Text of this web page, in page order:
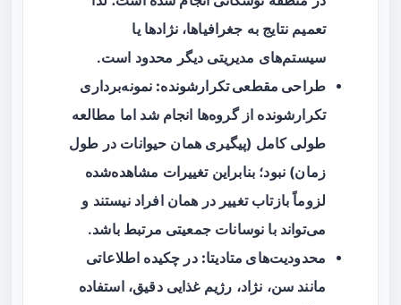
تعمیم نتایج به جغرافیاها، نژادها یا
سیستم‌های مدیریتی دیگر محدود است.
طراحی مقطعی تکرارشونده: نمونه‌برداری
تکرارشونده از گروه‌ها انجام شد اما مطالعه
طولی کامل (پیگیری همان حیوانات در طول
زمان) نبود؛ بنابراین تغییرات مشاهده‌شده
لزوماً بازتاب تغییر در همان افراد نیستند و
می‌تواند با نوسانات جمعیتی مرتبط باشد.
محدودیت‌های متادیتا: در چکیده اطلاعاتی
مانند سن، نژاد، رژیم غذایی دقیق، استفاده